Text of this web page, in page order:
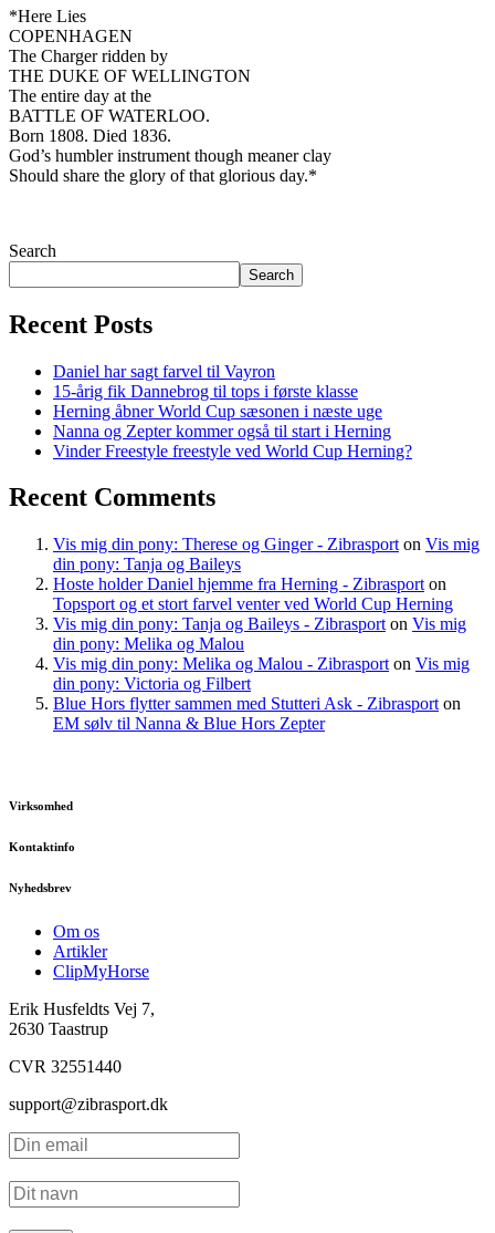
*Here Lies
COPENHAGEN
The Charger ridden by
THE DUKE OF WELLINGTON
The entire day at the
BATTLE OF WATERLOO.
Born 1808. Died 1836.
God’s humbler instrument though meaner clay
Should share the glory of that glorious day.*
Search
Search
Recent Posts
Daniel har sagt farvel til Vayron
15-årig fik Dannebrog til tops i første klasse
Herning åbner World Cup sæsonen i næste uge
Nanna og Zepter kommer også til start i Herning
Vinder Freestyle freestyle ved World Cup Herning?
Recent Comments
Vis mig din pony: Therese og Ginger - Zibrasport on Vis mig
din pony: Tanja og Baileys
Hoste holder Daniel hjemme fra Herning - Zibrasport on
Topsport og et stort farvel venter ved World Cup Herning
Vis mig din pony: Tanja og Baileys - Zibrasport on Vis mig
din pony: Melika og Malou
Vis mig din pony: Melika og Malou - Zibrasport on Vis mig
din pony: Victoria og Filbert
Blue Hors flytter sammen med Stutteri Ask - Zibrasport on
EM sølv til Nanna & Blue Hors Zepter
Virksomhed
Kontaktinfo
Nyhedsbrev
Om os
Artikler
ClipMyHorse
Erik Husfeldts Vej 7,
2630 Taastrup
CVR 32551440
support@zibrasport.dk